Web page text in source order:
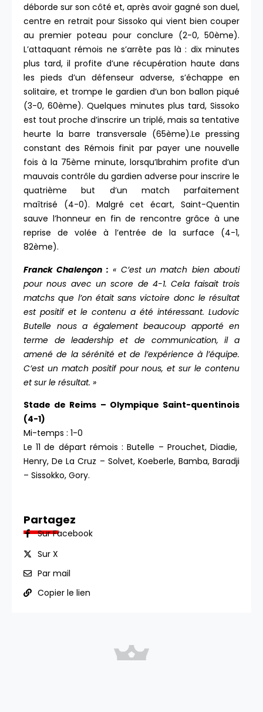
déborde sur son côté et, après avoir gagné son duel,
centre en retrait pour Sissoko qui vient bien couper
au premier poteau pour conclure (2-0, 50ème).
L’attaquant rémois ne s’arrête pas là : dix minutes
plus tard, il profite d’une récupération haute dans
les pieds d’un défenseur adverse, s’échappe en
solitaire, et trompe le gardien d’un bon ballon piqué
(3-0, 60ème). Quelques minutes plus tard, Sissoko
est tout proche d’inscrire un triplé, mais sa tentative
heurte la barre transversale (65ème).Le pressing
constant des Rémois finit par payer une nouvelle
fois à la 75ème minute, lorsqu’Ibrahim profite d’un
mauvais contrôle du gardien adverse pour inscrire le
quatrième but d’un match parfaitement
maîtrisé (4-0). Malgré cet écart, Saint-Quentin
sauve l’honneur en fin de rencontre grâce à une
reprise de volée à l’entrée de la surface (4-1,
82ème).
Franck Chalençon : « C’est un match bien abouti
pour nous avec un score de 4-1. Cela faisait trois
matchs que l’on était sans victoire donc le résultat
est positif et le contenu a été intéressant. Ludovic
Butelle nous a également beaucoup apporté en
terme de leadership et de communication, il a
amené de la sérénité et de l’expérience à l’équipe.
C’est un match positif pour nous, et sur le contenu
et sur le résultat. »
Stade de Reims – Olympique Saint-quentinois
(4-1)
Mi-temps : 1-0
Le 11 de départ rémois : Butelle – Prouchet, Diadie,
Henry, De La Cruz – Solvet, Koeberle, Bamba, Baradji
– Sissokko, Gory.
Partagez
Sur Facebook
Sur X
Par mail
Copier le lien